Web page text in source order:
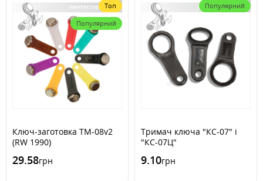
Топ
Популярний
Ключ-заготовка TM-08v2
(RW 1990)
29.58грн
Популярний
Тримач ключа "КС-07" і
"КС-07Ц"
9.10грн